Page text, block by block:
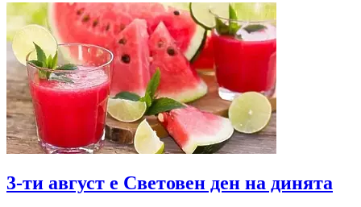
3-ти август е Световен ден на динята